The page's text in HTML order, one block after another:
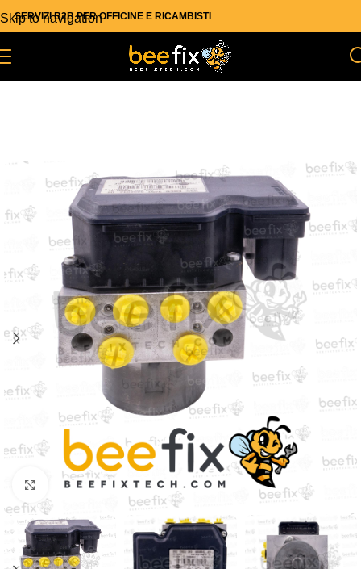
Skip to navigation
SERVIZI B2B PER OFFICINE E RICAMBISTI
Click to enlarge